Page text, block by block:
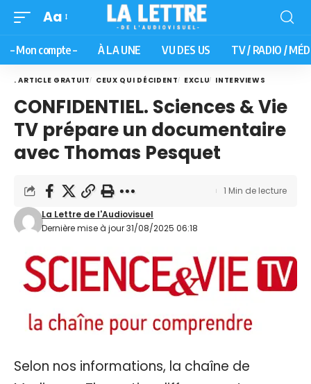
Aa
– Mon compte – À LA UNE VU DES US TV / RADIO /
. ARTICLE GRATUIT CEUX QUI DÉCIDENT EXCLU INTERVIEWS
CONFIDENTIEL. Sciences & Vie
TV prépare un documentaire
avec Thomas Pesquet
Dernière mise à jour 31/08/2025 06:18
La Lettre de l'Audiovisuel
1 Min de lecture
Selon nos informations, la chaîne de